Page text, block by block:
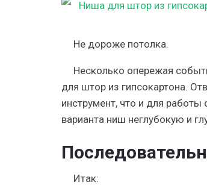
Не дороже потолка.
Несколько опережая
для штор из гипсокартона.
инструмент, что и для работы
варианта ниш неглубокую и
Итак: